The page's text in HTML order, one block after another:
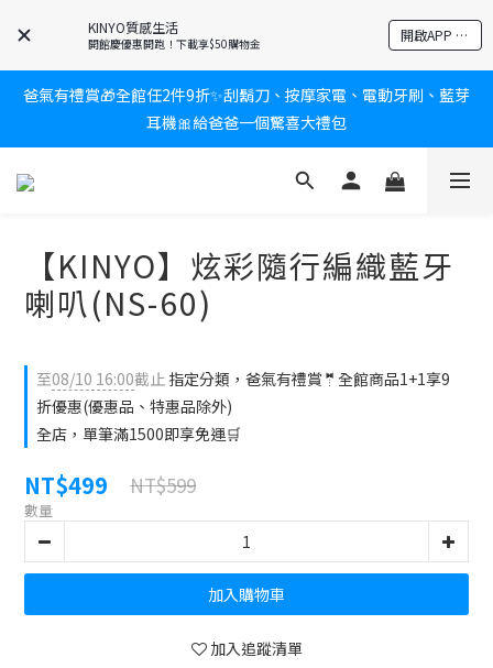
KINYO質感生活
開館慶優惠開跑！下載享$50購物金 開啟APP 享隱藏優惠
新會員送$100購物金✨再享消費回饋無極限
新會員送$100購物金✨再享消費回饋無極限
爸氣有禮賞🎁全館任2件9折✨刮鬍刀、按摩家電、電動牙刷、藍芽
耳機🎀給爸爸一個驚喜大禮包
炎熱夏日救星☀️秒凍扇登場💙半導體製冷 x 微米級冰霧，一秒開
新會員送$100購物金✨再享消費回饋無極限
【KINYO】炫彩隨行編織藍牙
喇叭(NS-60)
至08/10 16:00截止 指定分類，爸氣有禮賞🤵全館商品1+1享9
折優惠(優惠品、特惠品除外)
全店，單筆滿1500即享免運🛒
NT$499 NT$599
數量
加入購物車
加入追蹤清單